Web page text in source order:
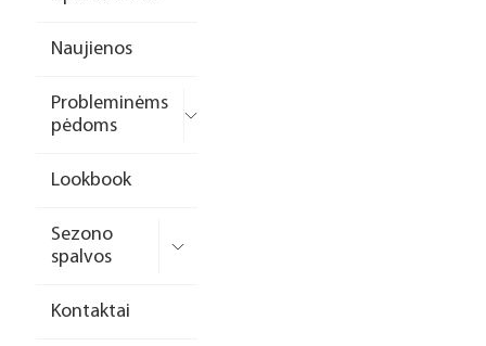
Naujienos
Probleminėms
pėdoms
Lookbook
Sezono
spalvos
Kontaktai